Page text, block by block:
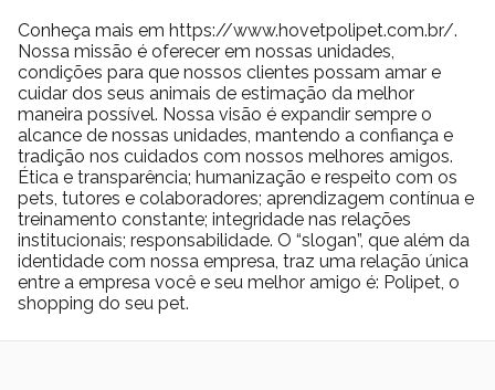
Conheça mais em https://www.hovetpolipet.com.br/.
Nossa missão é oferecer em nossas unidades,
condições para que nossos clientes possam amar e
cuidar dos seus animais de estimação da melhor
maneira possível. Nossa visão é expandir sempre o
alcance de nossas unidades, mantendo a confiança e
tradição nos cuidados com nossos melhores amigos.
Ética e transparência; humanização e respeito com os
pets, tutores e colaboradores; aprendizagem contínua e
treinamento constante; integridade nas relações
institucionais; responsabilidade. O “slogan”, que além da
identidade com nossa empresa, traz uma relação única
entre a empresa você e seu melhor amigo é: Polipet, o
shopping do seu pet.